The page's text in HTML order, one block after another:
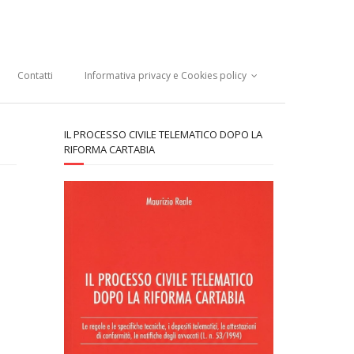
Contatti Informativa privacy e Cookies policy
IL PROCESSO CIVILE TELEMATICO DOPO LA
RIFORMA CARTABIA